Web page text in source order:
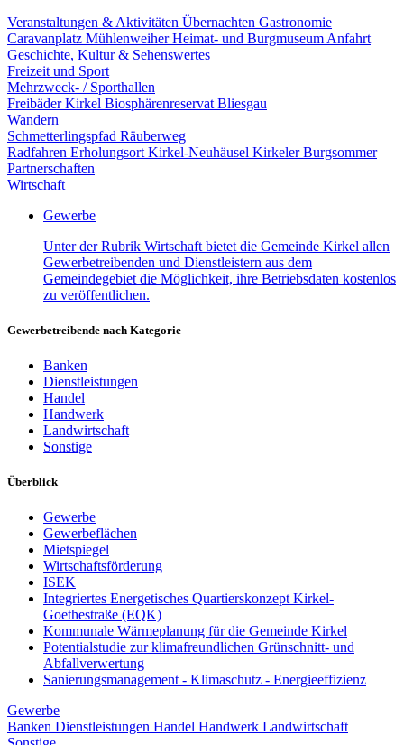
Veranstaltungen & Aktivitäten Übernachten Gastronomie
Caravanplatz MühlenweiherHeimat- und Burgmuseum Anfahrt
Geschichte, Kultur & Sehenswertes
Freizeit und Sport
Mehrzweck- / Sporthallen
Freibäder Kirkel Biosphärenreservat Bliesgau
Wandern
Schmetterlingspfad Räuberweg
Radfahren Erholungsort Kirkel-Neuhäusel Kirkeler Burgsommer
Partnerschaften
Wirtschaft
Gewerbe
Unter der Rubrik Wirtschaft bietet die Gemeinde Kirkel allen
Gewerbetreibenden und Dienstleistern aus dem
Gemeindegebiet die Möglichkeit, ihre Betriebsdaten kostenlos
zu veröffentlichen.
Gewerbetreibende nach Kategorie
Banken
Dienstleistungen
Handel
Handwerk
Landwirtschaft
Sonstige
Überblick
Gewerbe
Gewerbeflächen
Mietspiegel
Wirtschaftsförderung
ISEK
Integriertes Energetisches Quartierskonzept Kirkel-
Goethestraße (EQK)
Kommunale Wärmeplanung für die Gemeinde Kirkel
Potentialstudie zur klimafreundlichen Grünschnitt- und
Abfallverwertung
Sanierungsmanagement - Klimaschutz - Energieeffizienz
Gewerbe
Banken Dienstleistungen Handel Handwerk Landwirtschaft